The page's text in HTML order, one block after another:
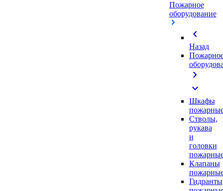
Пожарное
оборудование
chevron_left
Назад
chevron_right
expand_more
Шкафы
Стволы,
рукава
и
головки
Клапаны
Гидранты